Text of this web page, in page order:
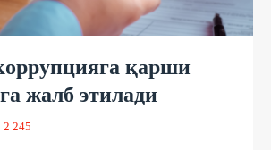
қарши
жалб этилади
2 245